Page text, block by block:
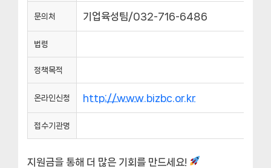
문의처 기업육성팀/032-716-6486
법령
정책목적
온라인신청 http://www.bizbc.or.kr
접수기관명
지원금을 통해 더 많은 기회를 만드세요!